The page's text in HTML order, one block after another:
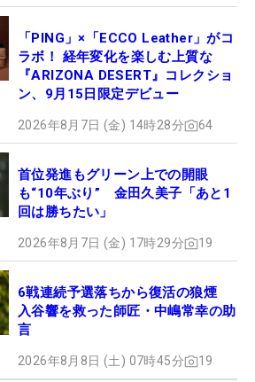
「PING」×「ECCO Leather」がコ
ラボ！ 経年変化を楽しむ上質な
『ARIZONA DESERT』コレクショ
ン、9月15日限定デビュー
2026年8月7日 (金) 14時28分 64
首位発進もグリーン上での開眼
も“10年ぶり” 金田久美子「あと1
回は勝ちたい」
2026年8月7日 (金) 17時29分 19
6戦連続予選落ちから復活の狼煙
入谷響を救った師匠・中嶋常幸の助
言
2026年8月8日 (土) 07時45分 19